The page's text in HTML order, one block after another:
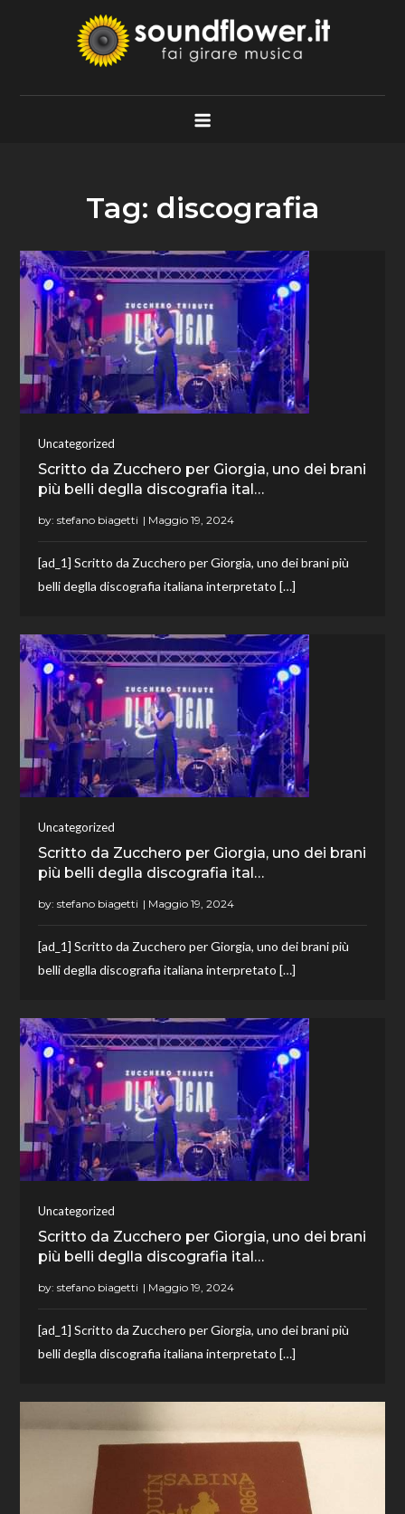
Soundflower.it
Fai Girare Musica
Tag: discografia
Uncategorized
Scritto da Zucchero per Giorgia, uno dei brani
più belli deglla discografia ital…
by:stefano biagetti
[ad_1] Scritto da Zucchero per Giorgia, uno dei brani più
belli deglla discografia italiana interpretato […]
Uncategorized
Scritto da Zucchero per Giorgia, uno dei brani
più belli deglla discografia ital…
by:stefano biagetti
[ad_1] Scritto da Zucchero per Giorgia, uno dei brani più
belli deglla discografia italiana interpretato […]
Uncategorized
Scritto da Zucchero per Giorgia, uno dei brani
più belli deglla discografia ital…
by:stefano biagetti
[ad_1] Scritto da Zucchero per Giorgia, uno dei brani più
belli deglla discografia italiana interpretato […]